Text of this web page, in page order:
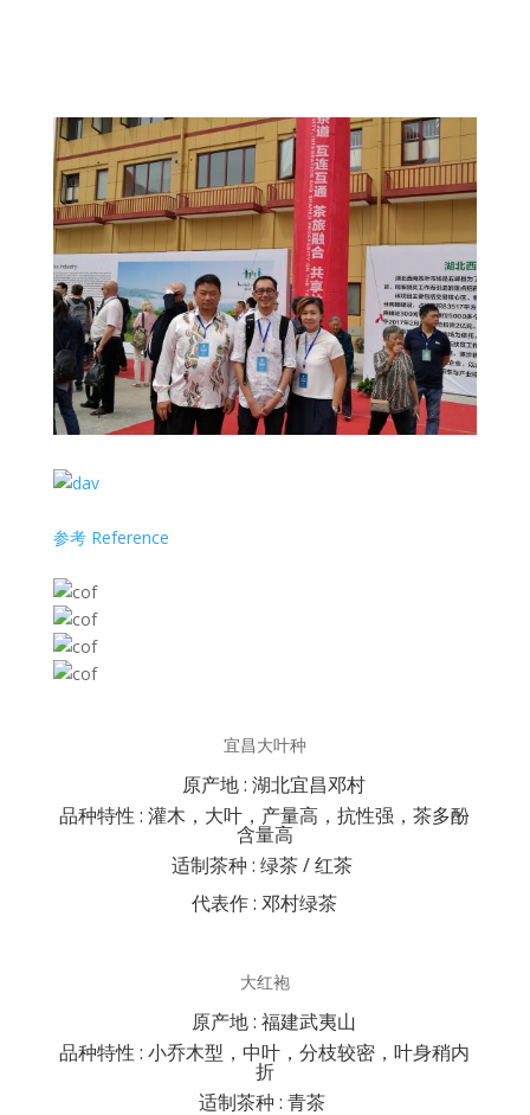
参考 Reference
宜昌大叶种
原产地 : 湖北宜昌邓村
品种特性 : 灌木，大叶，产量高，抗性强，茶多酚
含量高
适制茶种 : 绿茶 / 红茶
代表作 : 邓村绿茶
大红袍
原产地 : 福建武夷山
品种特性 : 小乔木型，中叶，分枝较密，叶身稍内
折
适制茶种 : 青茶